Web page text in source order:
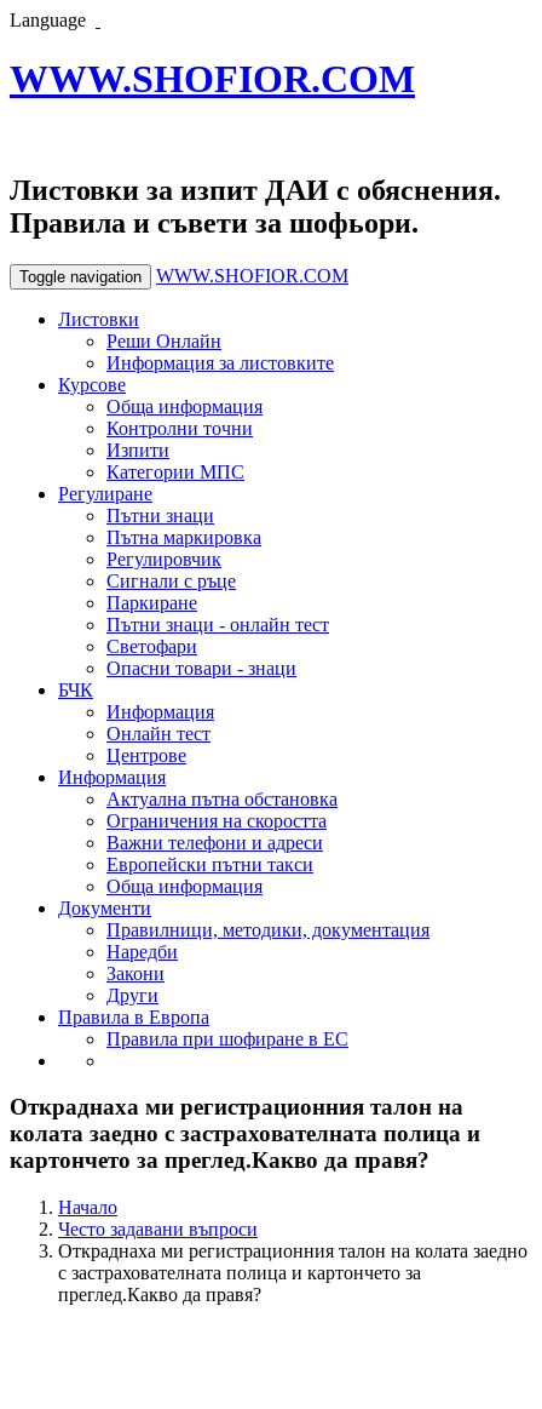
Language
WWW.SHOFIOR.COM
Листовки за изпит ДАИ с обяснения.
Правила и съвети за шофьори.
Toggle navigation WWW.SHOFIOR.COM
Листовки
Реши Онлайн
Информация за листовките
Курсове
Обща информация
Контролни точни
Изпити
Категории МПС
Регулиране
Пътни знаци
Пътна маркировка
Регулировчик
Сигнали с ръце
Паркиране
Пътни знаци - онлайн тест
Светофари
Опасни товари - знаци
БЧК
Информация
Онлайн тест
Центрове
Информация
Актуална пътна обстановка
Ограничения на скоростта
Важни телефони и адреси
Европейски пътни такси
Обща информация
Документи
Правилници, методики, документация
Наредби
Закони
Други
Правила в Европа
Правила при шофиране в ЕС
Откраднаха ми регистрационния талон на
колата заедно с застрахователната полица и
картончето за преглед.Какво да правя?
Начало
Често задавани въпроси
Откраднаха ми регистрационния талон на колата заедно
с застрахователната полица и картончето за
преглед.Какво да правя?